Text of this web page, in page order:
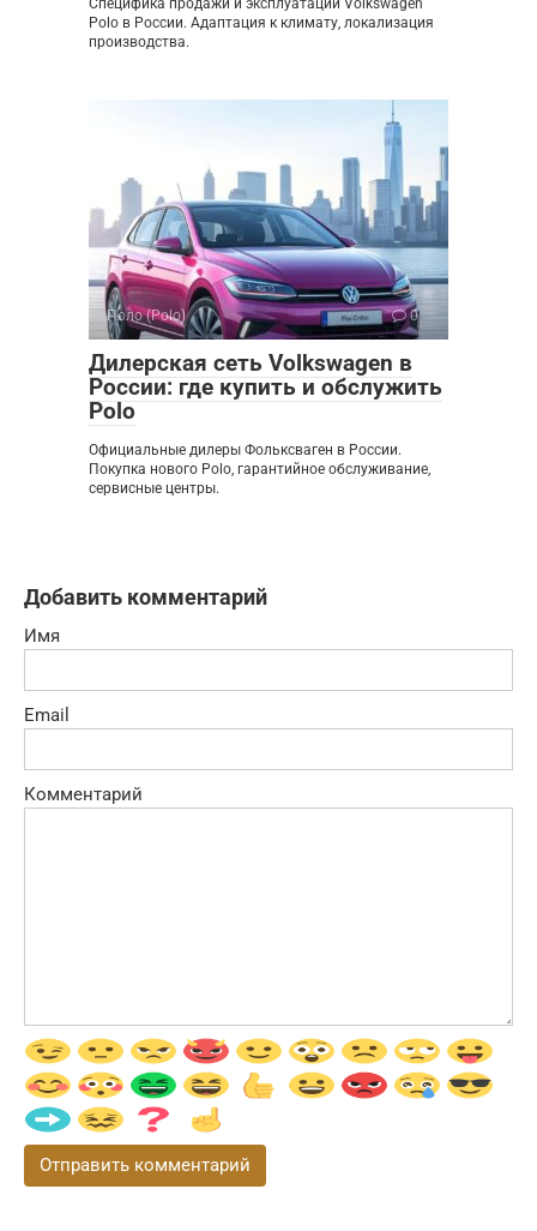
Специфика продажи и эксплуатации Volkswagen
Polo в России. Адаптация к климату, локализация
производства.
Поло (Polo) 0
Дилерская сеть Volkswagen в
России: где купить и обслужить
Polo
Официальные дилеры Фольксваген в России.
Покупка нового Polo, гарантийное обслуживание,
сервисные центры.
Добавить комментарий
Имя
Email
Комментарий